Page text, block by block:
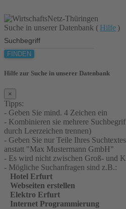
Suche in unserer Datenbank ( Hilfe )
FINDEN
Hilfe zur Suche in unserer Datenbank
×
Tipps:
- Geben Sie mind. 4 Zeichen ein
- Kombinieren sie mehrere
durch Leerzeichen trennen)
- Geben Sie nur Teile Ihres
anstatt "Max Mustermann GmbH"
- Es wird nicht zwischen Groß- und
- Mögliche Suchanfragen sind z.B.:
Hotel Erfurt
Webseiten erstellen
Elektro Erfurt
Internet Programmierung